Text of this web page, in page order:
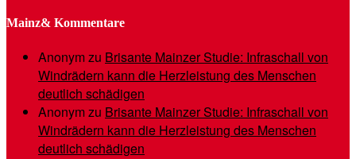
Mainz& Kommentare
Anonymzu Brisante Mainzer Studie: Infraschall von
Windrädern kann die Herzleistung des Menschen
deutlich schädigen
Anonymzu Brisante Mainzer Studie: Infraschall von
Windrädern kann die Herzleistung des Menschen
deutlich schädigen